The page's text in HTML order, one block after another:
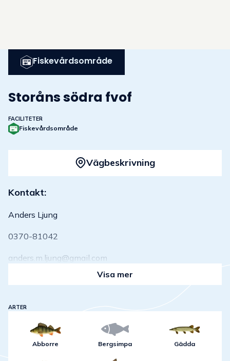
Fiskevårdsområde
Storåns södra fvof
FACILITETER
Fiskevårdsområde
Vägbeskrivning
Kontakt:
Anders Ljung
0370-81042
anders.m.ljung@gmail.com
Visa mer
ARTER
Abborre Bergsimpa Gädda